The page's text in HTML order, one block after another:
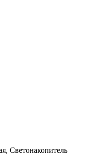
Светонакопитель